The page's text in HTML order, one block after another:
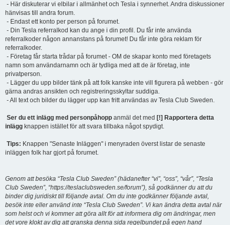
- Här diskuterar vi elbilar i allmänhet och Tesla i synnerhet. Andra diskussioner
hänvisas till andra forum.
- Endast ett konto per person på forumet.
- Din Tesla referralkod kan du ange i din profil. Du får inte använda
referralkoder någon annanstans på forumet! Du får inte göra reklam för
referralkoder.
- Företag får starta trådar på forumet - OM de skapar konto med företagets
namn som användarnamn och är tydliga med att de är företag, inte
privatperson.
- Lägger du upp bilder tänk på att folk kanske inte vill figurera på webben - gör
gärna andras ansikten och registreringsskyltar suddiga.
- All text och bilder du lägger upp kan fritt användas av Tesla Club Sweden.
Ser du ett inlägg med personpåhopp anmäl det med [!] Rapportera detta
inlägg knappen istället för att svara tillbaka något spydigt.
Tips: Knappen "Senaste Inläggen" i menyraden överst listar de senaste
inläggen folk har gjort på forumet.
Genom att besöka “Tesla Club Sweden” (hädanefter “vi”, “oss”, “vår”, “Tesla
Club Sweden”, “https://teslaclubsweden.se/forum”), så godkänner du att du
binder dig juridiskt till följande avtal. Om du inte godkänner följande avtal,
besök inte eller använd inte “Tesla Club Sweden”. Vi kan ändra detta avtal när
som helst och vi kommer att göra allt för att informera dig om ändringar, men
det vore klokt av dig att granska denna sida regelbundet på egen hand